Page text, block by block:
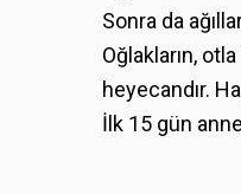
Sonra da
Oğlakların,
heyecandır.
İlk 15 gün